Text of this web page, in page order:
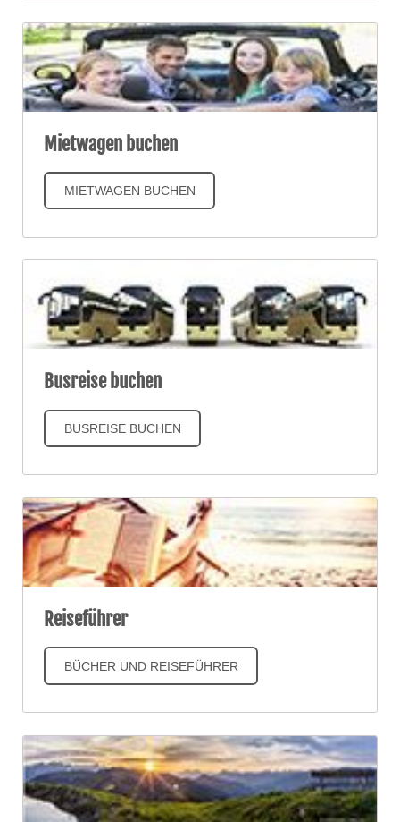
Mietwagen buchen
MIETWAGEN BUCHEN
Busreise buchen
BUSREISE BUCHEN
Reiseführer
BÜCHER UND REISEFÜHRER